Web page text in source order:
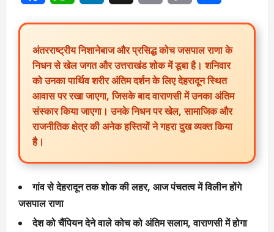
अंतरराष्ट्रीय निशानेबाज और प्रसिद्ध कोच जसपाल राणा के
निधन से खेल जगत और उत्तराखंड शोक में डूबा है। शनिवार
को उनका पार्थिव शरीर अंतिम दर्शन के लिए देहरादून स्थित
आवास पर रखा जाएगा, जिसके बाद वाराणसी में उनका अंतिम
संस्कार किया जाएगा। उनके निधन पर खेल, सामाजिक और
राजनीतिक क्षेत्र की अनेक हस्तियों ने गहरा दुख व्यक्त किया
है।
गांव से देहरादून तक शोक की लहर, आज पंचतत्व में विलीन होंगे
जसपाल राणा
देश को चैंपियन देने वाले कोच को अंतिम सलाम, वाराणसी में होगा